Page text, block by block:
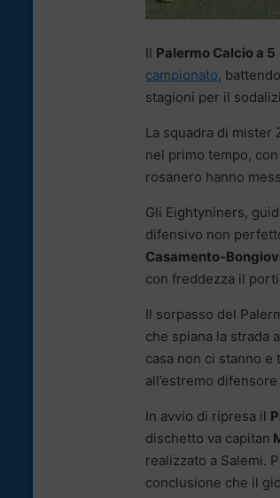
Il Palermo Calcio a 5
campionato,
stagioni per il
La squadra di mister
nel primo tempo,
rosanero hanno
Gli Eightyniners,
difensivo non
Casamento-
con freddezza il
Il sorpasso del
che spiana la strada a
casa non ci stanno
all’estremo
In avvio di ripresa il
dischetto va capitan
realizzato a Salemi.
conclusione che il